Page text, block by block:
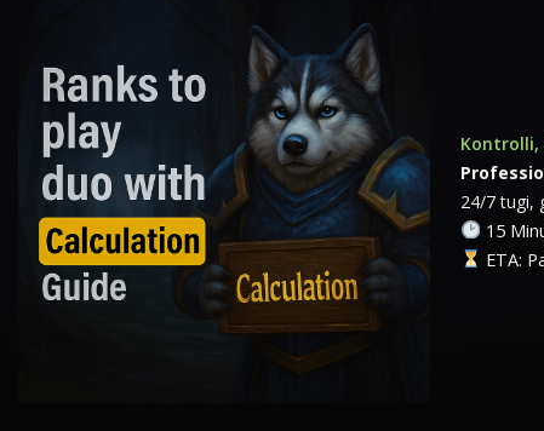
Kontrolli,
24/7 tugi,
15
ETA: